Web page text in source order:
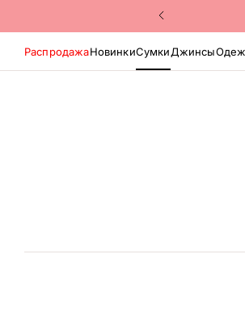
РаспродажаНовинкиСумкиДжинсы